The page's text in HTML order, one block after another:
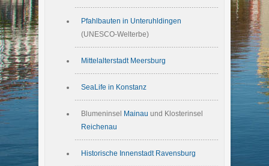
Pfahlbauten in Unteruhldingen
(UNESCO-Welterbe)
Mittelalterstadt Meersburg
SeaLife in Konstanz
Blumeninsel Mainau und Klosterinsel
Reichenau
Historische Innenstadt Ravensburg